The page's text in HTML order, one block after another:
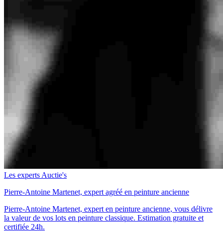
Les experts Auctie's
Pierre-Antoine Martenet, expert agréé en peinture ancienne
Pierre-Antoine Martenet, expert en peinture ancienne, vous délivre
la valeur de vos lots en peinture classique. Estimation gratuite et
certifiée 24h.